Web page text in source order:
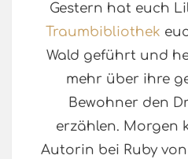
Gestern hat euch
Traumbibliothek
Wald geführt und
mehr über ihre
Bewohner den
erzählen. Morgen
Autorin bei Ruby von